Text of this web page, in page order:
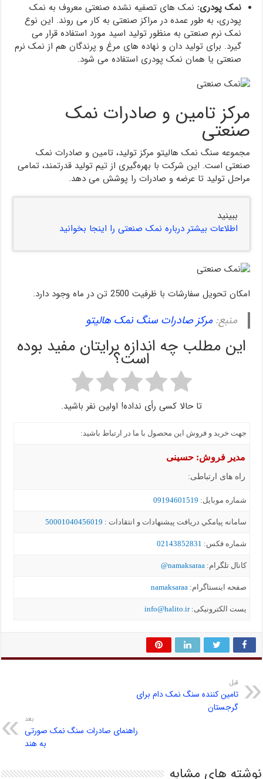
نمک پودری: نمک های تصفیه نشده صنعتی معروف به نمک
پودری، به طور عمده در مراکز صنعتی به کار می روند. این نوع
نمک نرم صنعتی به منظور تولید اسید مورد استفاده قرار می
گیرد. برای تولید دان و نهاده های مرغ و پرندگان هم از نمک نرم
صنعتی یا همان نمک پودری استفاده می شود.
مرکز تامین و صادرات نمک
صنعتی
مجموعه سنگ نمک هالیتو مرکز تولید، تامین و صادرات نمک
صنعتی است. این شرکت با بهره‌گیری از تیم تولید قدرتمند، تمامی
مراحل تولید تا عرضه و صادرات را پوشش می دهد.
ببینید
اطلاعات بیشتر درباره نمک صنعتی را اینجا بخوانید
امکان تحویل سفارشات با ظرفیت 2500 تن در ماه وجود دارد.
منبع:مرکز صادرات سنگ نمک هالیتو
این مطلب چه اندازه برایتان مفید بوده
است؟
تا حالا کسی رأی نداده! اولین نفر باشید.
جهت خرید و فروش این محصول با ما در ارتباط باشید:
مدیر فروش: حسینی
راه های ارتباطی:
شماره موبايل: 09194601519
سامانه پيامکي دریافت پیشنهادات و انتقادات : 50001040456019
شماره فکس: 02143852831
کانال تلگرام:namaksaraa@
صفحه اینستاگرام:namaksaraa
یست الکترونیکی:info@halito.ir
قبل
تامین کننده سنگ نمک دام برای
گرجستان
بعد
راهنمای صادرات سنگ نمک صورتی
به هند
نوشته های مشابه